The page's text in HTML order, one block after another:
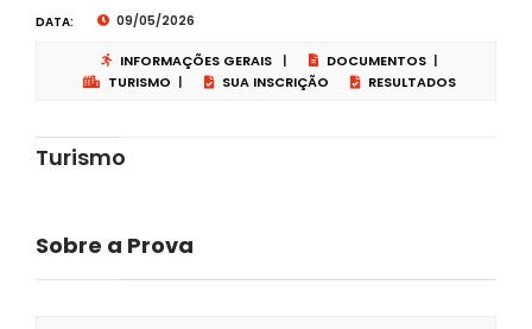
DATA: 09/05/2026
INFORMAÇÕES GERAIS | DOCUMENTOS |
TURISMO | SUA INSCRIÇÃO RESULTADOS
Turismo
Sobre a Prova